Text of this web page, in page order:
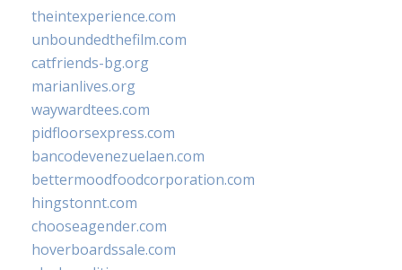
theintexperience.com
unboundedthefilm.com
catfriends-bg.org
marianlives.org
waywardtees.com
pidfloorsexpress.com
bancodevenezuelaen.com
bettermoodfoodcorporation.com
hingstonnt.com
chooseagender.com
hoverboardssale.com